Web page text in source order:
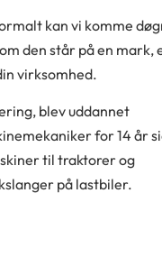
kan vi komme
den står på en mark,
virksomhed.
blev uddannet
for 14 år
til traktorer og
på lastbiler.